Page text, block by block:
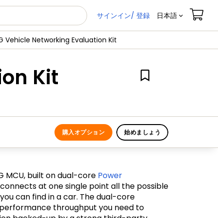
サインイン/ 登録 日本語
Vehicle Networking Evaluation Kit
Kit
購入オプション 始めましょう
MCU, built on dual-core Power
at one single point all the possible
can find in a car. The dual-core
throughput you need to